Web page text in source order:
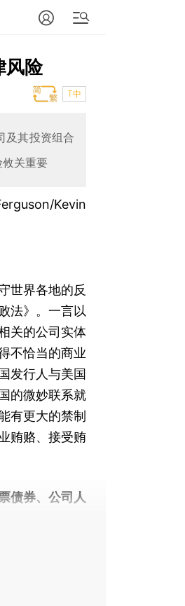
风险
T中
及其投资组合
关重要
Kevin
世界各地的反
法》。一言以
关的公司实体
不恰当的商业
发行人与美国
的微妙联系就
有更大的禁制
贿赂、接受贿
债券、公司人